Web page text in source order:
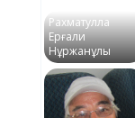
Рахматулла
Ерғали
Нұржанұлы